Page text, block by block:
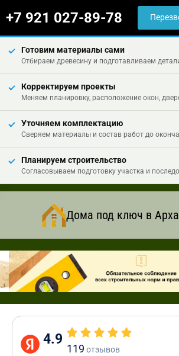
+7 921 027-89-78
Готовим материалы сами
Отбираем древесину и подготавливаем
Корректируем проекты
Меняем планировку, расположение окон,
Уточняем комплектацию
Сверяем материалы и состав работ до
Планируем строительство
Согласовываем подготовку участка и
Дома под ключ в
4.9
119 отзывов